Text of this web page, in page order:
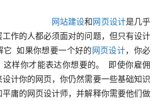
网站建设和网页设计是几乎
作的人都必须面对的问题，但只有设计
如果你想要一个好的网页设计，你必
样你才能表达你想要的。  即使你雇佣
计你的网页，你仍然需要一些基础知识
庸的网页设计师，并解释你需要他们做